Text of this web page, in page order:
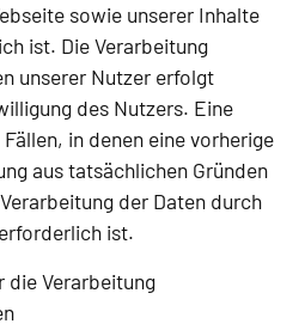
sowie unserer Inhalte
ist. Die Verarbeitung
unserer Nutzer erfolgt
des Nutzers. Eine
in denen eine vorherige
aus tatsächlichen Gründen
der Daten durch
ist.
Verarbeitung